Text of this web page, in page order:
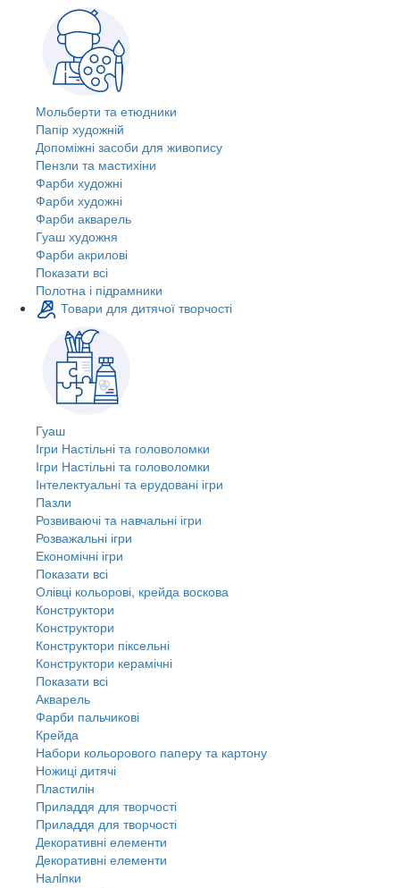
Мольберти та етюдники
Папір художній
Допоміжні засоби для живопису
Пензли та мастихіни
Фарби художні
Фарби художні
Фарби акварель
Гуаш художня
Фарби акрилові
Показати всі
Полотна і підрамники
Товари для дитячої творчості
Гуаш
Ігри Настільні та головоломки
Ігри Настільні та головоломки
Інтелектуальні та ерудовані ігри
Пазли
Розвиваючі та навчальні ігри
Розважальні ігри
Економічні ігри
Показати всі
Олівці кольорові, крейда воскова
Конструктори
Конструктори
Конструктори піксельні
Конструктори керамічні
Показати всі
Акварель
Фарби пальчикові
Крейда
Набори кольорового паперу та картону
Ножиці дитячі
Пластилін
Приладдя для творчості
Приладдя для творчості
Декоративні елементи
Декоративні елементи
Налiпки